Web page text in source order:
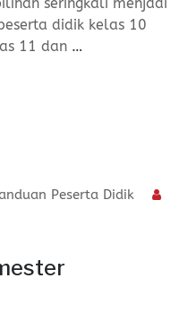
didik kelas 10
11 dan …
Peserta Didik